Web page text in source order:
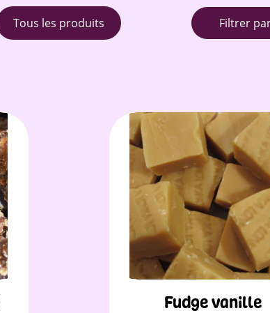
Tous les produits
Fudge vanille